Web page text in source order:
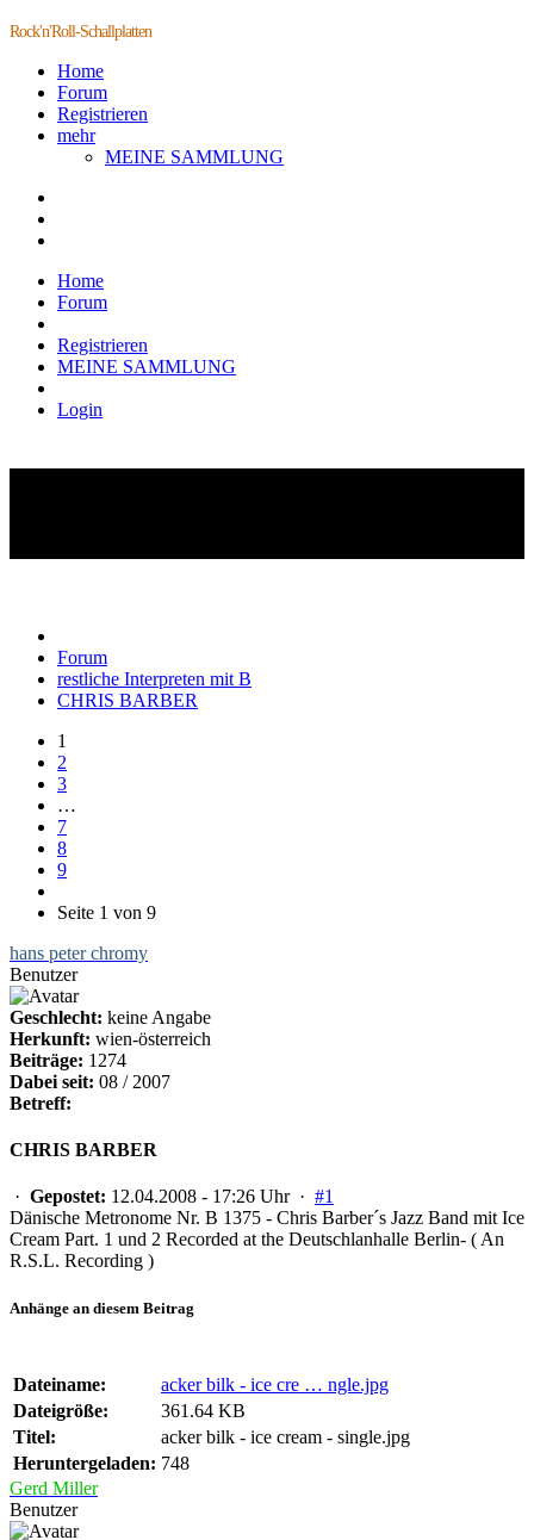
Rock'n'Roll-Schallplatten
Home
Forum
Registrieren
mehr
MEINE SAMMLUNG
Home
Forum
Registrieren
MEINE SAMMLUNG
Login
Forum
restliche Interpreten mit B
CHRIS BARBER
1
2
3
…
7
8
9
Seite 1 von 9
hans peter chromy
Benutzer
Geschlecht: keine Angabe
Herkunft: wien-österreich
Beiträge: 1274
Dabei seit: 08 / 2007
Betreff:
CHRIS BARBER
· Gepostet: 12.04.2008 - 17:26 Uhr · #1
Dänische Metronome Nr. B 1375 - Chris Barber´s Jazz Band mit Ice
Cream Part. 1 und 2 Recorded at the Deutschlanhalle Berlin- ( An
R.S.L. Recording )
Anhänge an diesem Beitrag
Dateiname:
acker bilk - ice cre … ngle.jpg
Dateigröße:
361.64 KB
Titel:
acker bilk - ice cream - single.jpg
Heruntergeladen: 748
Gerd Miller
Benutzer